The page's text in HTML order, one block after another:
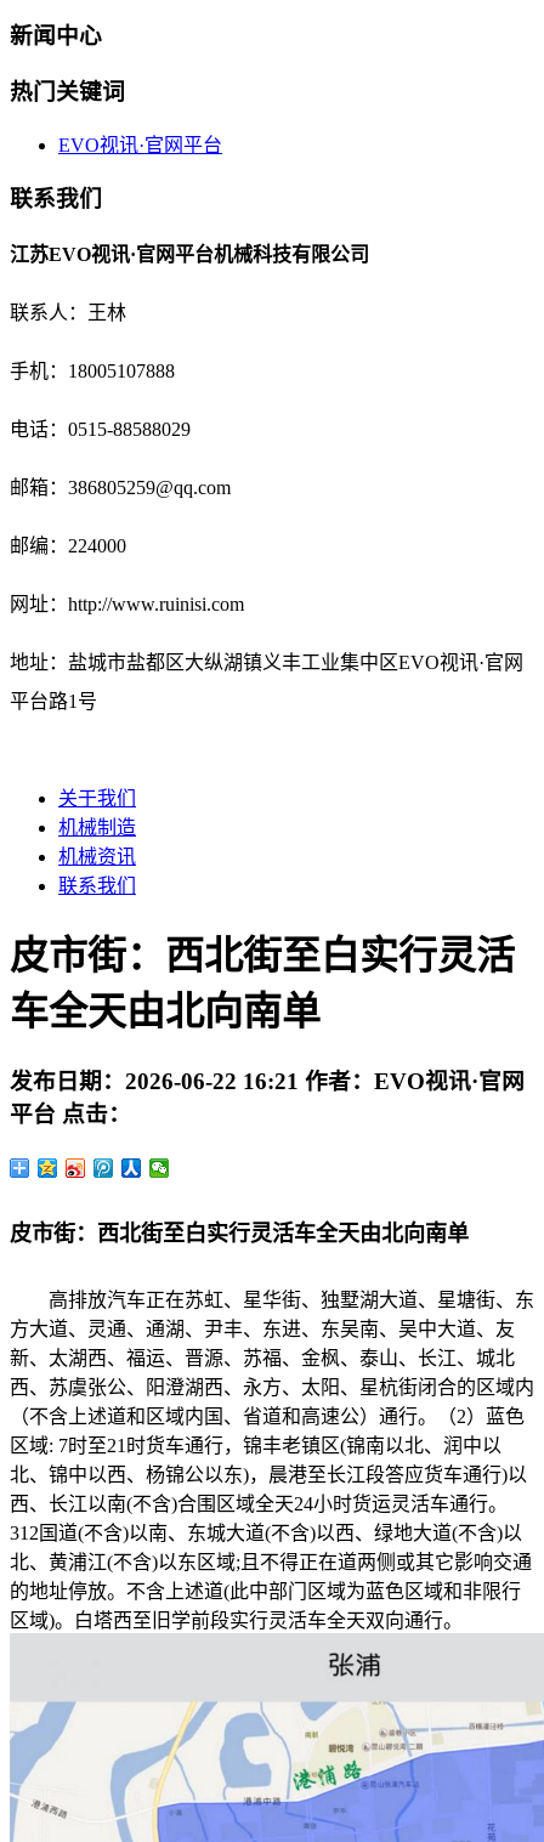
新闻中心
热门关键词
EVO视讯·官网平台
联系我们
江苏EVO视讯·官网平台机械科技有限公司
联系人：王林
手机：18005107888
电话： 0515-88588029
邮箱： 386805259@qq.com
邮编：224000
网址：http://www.ruinisi.com
地址：盐城市盐都区大纵湖镇义丰工业集中区EVO视讯·官网
平台路1号
关于我们
机械制造
机械资讯
联系我们
皮市街：西北街至白实行灵活
车全天由北向南单
发布日期： 2026-06-22 16:21 作者： EVO视讯·官网
平台 点击：
皮市街：西北街至白实行灵活车全天由北向南单
高排放汽车正在苏虹、星华街、独墅湖大道、星塘街、东
方大道、灵通、通湖、尹丰、东进、东吴南、吴中大道、友
新、太湖西、福运、晋源、苏福、金枫、泰山、长江、城北
西、苏虞张公、阳澄湖西、永方、太阳、星杭街闭合的区域内
（不含上述道和区域内国、省道和高速公）通行。（2）蓝色
区域: 7时至21时货车通行，锦丰老镇区(锦南以北、润中以
北、锦中以西、杨锦公以东)，晨港至长江段答应货车通行)以
西、长江以南(不含)合围区域全天24小时货运灵活车通行。
312国道(不含)以南、东城大道(不含)以西、绿地大道(不含)以
北、黄浦江(不含)以东区域;且不得正在道两侧或其它影响交通
的地址停放。不含上述道(此中部门区域为蓝色区域和非限行
区域)。白塔西至旧学前段实行灵活车全天双向通行。